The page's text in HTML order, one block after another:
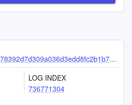
LOG INDEX
736771304